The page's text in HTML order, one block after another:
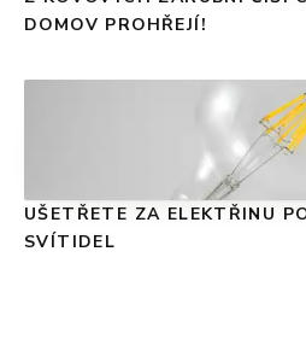
DOMOV PROHŘEJÍ!
UŠETŘETE ZA ELEKTŘINU
SVÍTIDEL